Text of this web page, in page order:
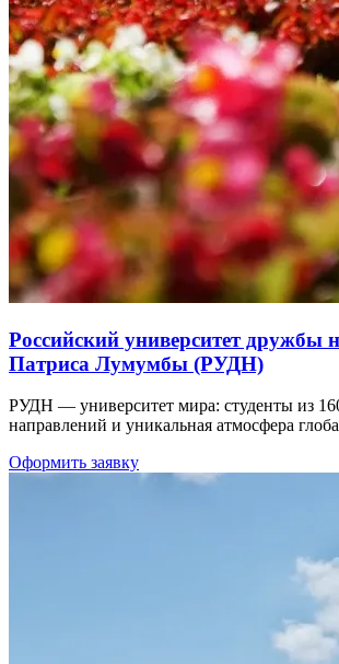
Российский университет дружбы
Патриса Лумумбы (РУДН)
РУДН — университет мира: студенты из
направлений и уникальная атмосфера
Оформить заявку